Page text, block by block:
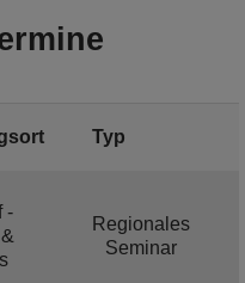
Typ
-
Regionales
Seminar